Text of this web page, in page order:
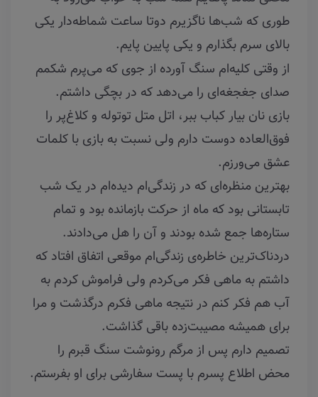
طوری که شب‌ها ناگزیرم دوتا ساعت شماطه‌دار یکی
بالای سرم بگذارم و یکی پایین پایم.
از وقتی کلیه‌ام سنگ آورده از جوی که می‌پرم شکمم
صدای جغجغه‌ای را می‌دهد که در بچگی داشتم.
بازی نان بیار کباب ببر، اتل متل توتوله و کلاغ‌پر را
فوق‌العاده دوست دارم ولی نسبت به بازی با کلمات
عشق می‌ورزم.
بهترین منظره‌ای که در زندگی‌ام دیده‌ام در یک شب
تابستانی بود که ماه از حرکت بازمانده بود و تمام
ستاره‌ها جمع شده بودند و آن را هل می‌دادند.
دردناک‌ترین خاطره‌ی زندگی‌ام موقعی اتفاق افتاد که
داشتم به ماهی فکر می‌کردم ولی فراموش کردم به
آب هم فکر کنم در نتیجه ماهی فکرم درگذشت و مرا
برای همیشه مصیبت‌زده باقی گذاشت.
تصمیم دارم پس از مرگم رونوشت سنگ قبرم را
محض اطلاع پسرم با پست سفارشی برای او بفرستم.